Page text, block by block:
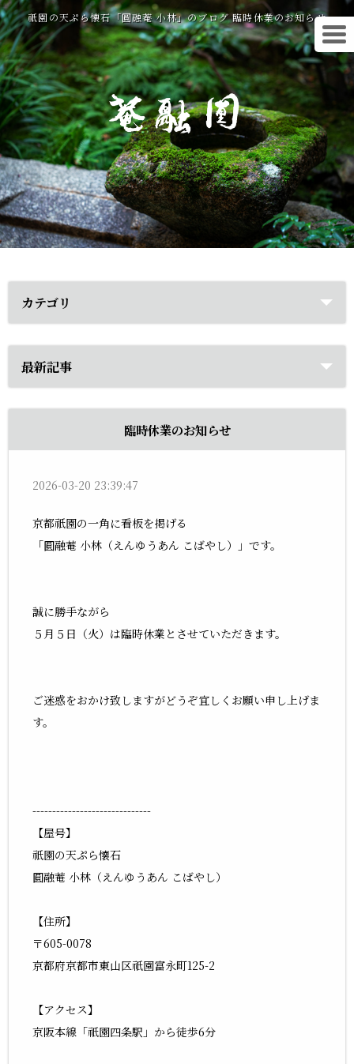
祇園の天ぷら懐石「圓融菴 小林」のブログ 臨時休業のお知らせ
カテゴリ
最新記事
臨時休業のお知らせ
2026-03-20 23:39:47
京都祇園の一角に看板を掲げる
「圓融菴 小林（えんゆうあん こばやし）」です。
誠に勝手ながら
５月５日（火）は臨時休業とさせていただきます。
ご迷惑をおかけ致しますがどうぞ宜しくお願い申し上げま
す。
------------------------------
【屋号】
祇園の天ぷら懐石
圓融菴 小林（えんゆうあん こばやし）
【住所】
〒605-0078
京都府京都市東山区祇園富永町125-2
【アクセス】
京阪本線「祇園四条駅」から徒歩6分